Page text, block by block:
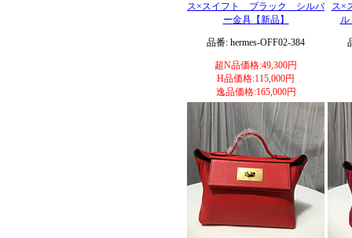
ス×スイフト ブラック シルバ
ー金具【新品】
品番: hermes-OFF02-384
超N品価格:49,300円
H品価格:115,000円
逸品価格:165,000円
ス×